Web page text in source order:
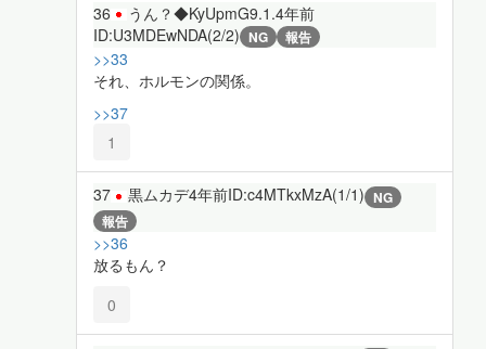
36 うん？◆KyUpmG9.1.4年前
ID:U3MDEwNDA(2/2) NG 報告
>>33
それ、ホルモンの関係。
>>37
1
37 黒ムカデ4年前ID:c4MTkxMzA(1/1) NG
報告
>>36
放るもん？
0